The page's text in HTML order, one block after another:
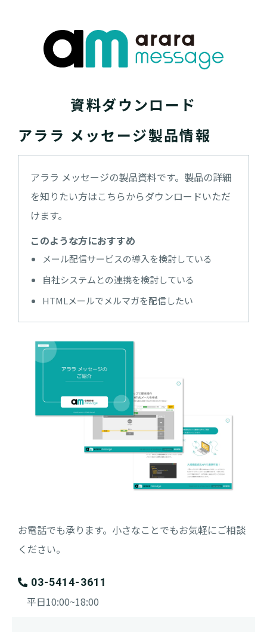
資料ダウンロード
アララ メッセージ製品情報
アララ メッセージの製品資料です。製品の詳細
を知りたい方はこちらからダウンロードいただ
けます。
このような方におすすめ
メール配信サービスの導入を検討している
自社システムとの連携を検討している
HTMLメールでメルマガを配信したい
お電話でも承ります。小さなことでもお気軽にご相談
ください。
03-5414-3611
平日10:00~18:00